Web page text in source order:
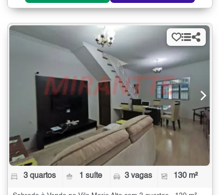
3 quartos 1 suíte 3 vagas 130 m²